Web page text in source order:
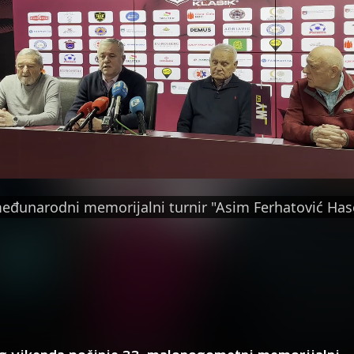
memorijalni turnir "Asim Ferhatović